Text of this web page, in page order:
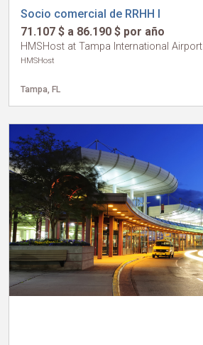
Socio comercial de RRHH I
71.107 $ a 86.190 $ por año
HMSHost at Tampa International Airport
HMSHost
Tampa, FL